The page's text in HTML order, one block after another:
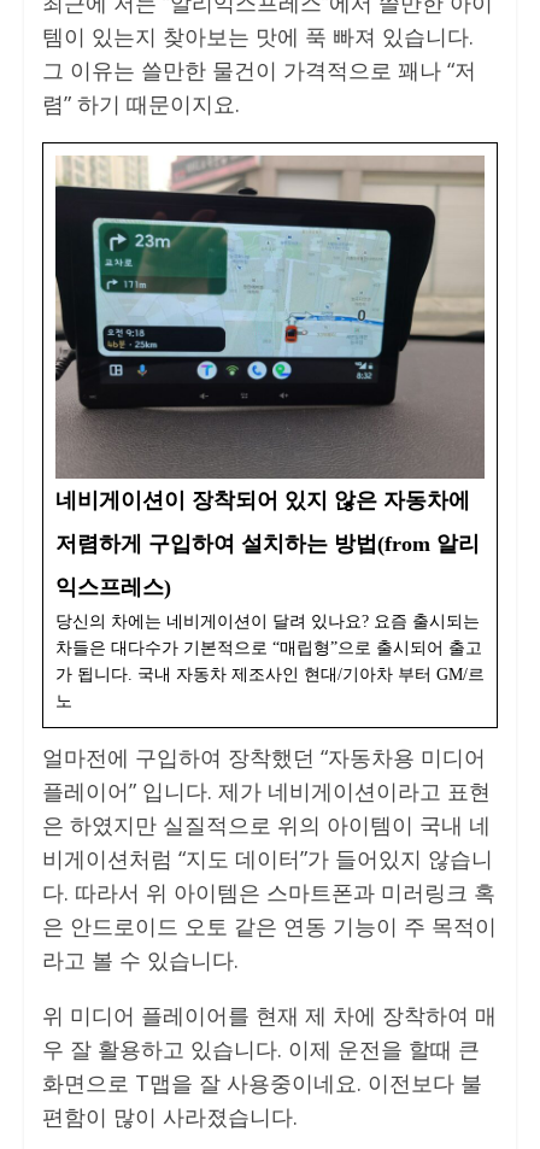
템이 있는지 찾아보는 맛에 푹 빠져 있습니다.
그 이유는 쓸만한 물건이 가격적으로 꽤나 “저
렴” 하기 때문이지요.
네비게이션이 장착되어 있지 않은 자동차에
저렴하게 구입하여 설치하는 방법(from 알리
익스프레스)
당신의 차에는 네비게이션이 달려 있나요? 요즘 출시되는
차들은 대다수가 기본적으로 “매립형”으로 출시되어 출고
가 됩니다. 국내 자동차 제조사인 현대/기아차 부터 GM/르
노
얼마전에 구입하여 장착했던 “자동차용 미디어
플레이어” 입니다. 제가 네비게이션이라고 표현
은 하였지만 실질적으로 위의 아이템이 국내 네
비게이션처럼 “지도 데이터”가 들어있지 않습니
다. 따라서 위 아이템은 스마트폰과 미러링크 혹
은 안드로이드 오토 같은 연동 기능이 주 목적이
라고 볼 수 있습니다.
위 미디어 플레이어를 현재 제 차에 장착하여 매
우 잘 활용하고 있습니다. 이제 운전을 할때 큰
화면으로 T맵을 잘 사용중이네요. 이전보다 불
편함이 많이 사라졌습니다.